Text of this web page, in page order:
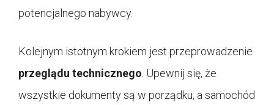
potencjalnego nabywcy.
Kolejnym istotnym krokiem jest przeprowadzenie
przeglądu technicznego . Upewnij się, że
wszystkie dokumenty są w porządku, a samochód